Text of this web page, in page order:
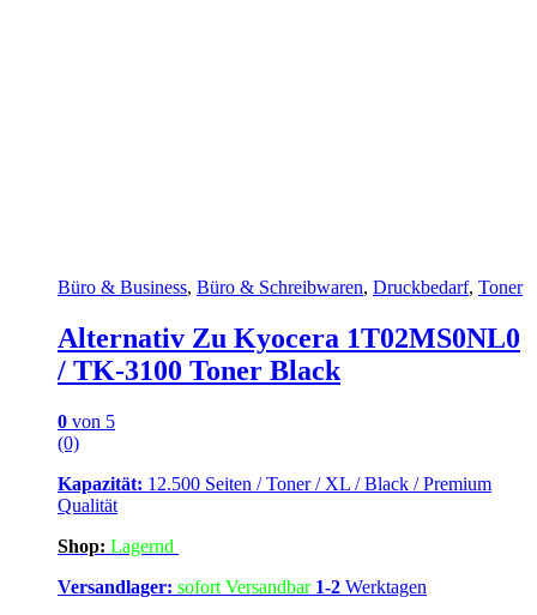
Büro & Business, Büro & Schreibwaren, Druckbedarf, Toner
Alternativ Zu Kyocera 1T02MS0NL0
/ TK-3100 Toner Black
0 von 5
(0)
Kapazität: 12.500 Seiten / Toner / XL / Black / Premium
Qualität
Shop: Lagernd
Versandlager: sofort Versandbar 1-2 Werktagen